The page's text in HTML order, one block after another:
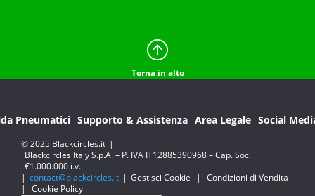
Torna in alto
Pneumatici Supporto & Assistenza Area Legale Social
© 2025 Blackcircles.it |
Blackcircles Italy S.p.A. – P. IVA IT12885390968 – Cap. Soc.
€1.000.000 i.v.
| contact@blackcircles.it | Gestisci Cookie |
Condizioni di Vendita
|
Cookie Policy